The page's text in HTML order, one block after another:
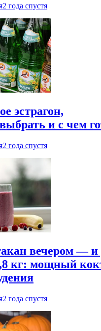
2 года спустя
эстрагон,
и с чем
2 года спустя
вечером — и
кг: мощный
2 года спустя